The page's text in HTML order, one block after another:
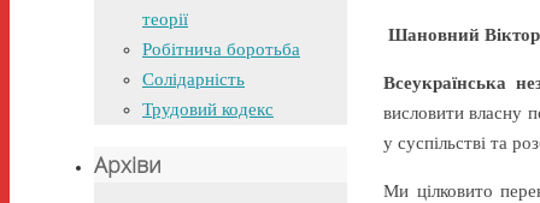
Шановний
Всеукраїнська
висловити власну
у суспільстві та
Ми цілковито
теорії
Робітнича боротьба
Солідарність
Трудовий кодекс
Архіви